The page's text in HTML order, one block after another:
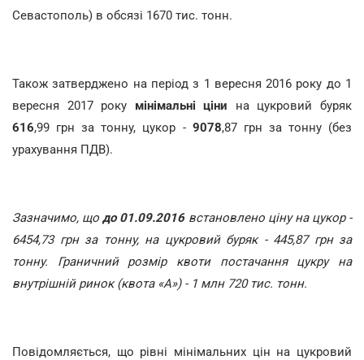
Севастополь) в обсязі 1670 тис. тонн.
Також затверджено на період з 1 вересня 2016 року до 1
вересня 2017 року мінімальні ціни на цукровий буряк
616,99 грн за тонну, цукор - 9078,87 грн за тонну (без
урахування ПДВ).
Зазначимо, що до 01.09.2016 встановлено ціну на цукор -
6454,73 грн за тонну, на цукровий буряк - 445,87 грн за
тонну. Граничний розмір квоти постачання цукру на
внутрішній ринок (квота «А») - 1 млн 720 тис. тонн.
Повідомляється, що рівні мінімальних цін на цукровий